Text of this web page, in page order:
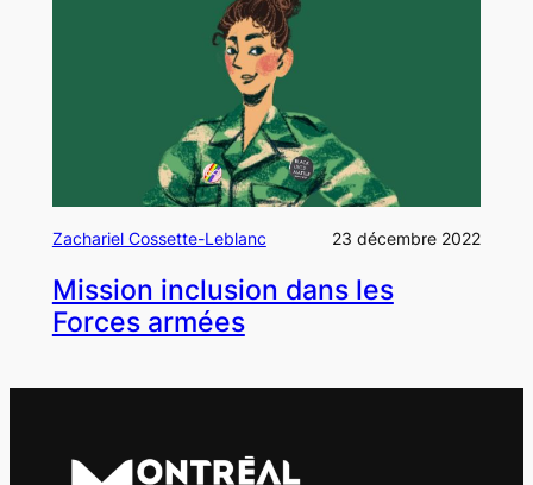
Zachariel Cossette-Leblanc 23 décembre 2022
Mission inclusion dans les
Forces armées